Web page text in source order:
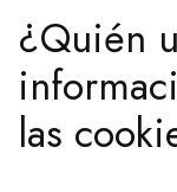
¿Quién
las